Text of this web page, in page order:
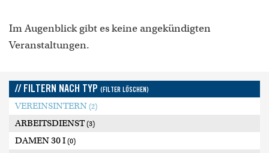
Im Augenblick gibt es keine angekündigten
Veranstaltungen.
// FILTERN NACH TYP (FILTER LÖSCHEN)
VEREINSINTERN (2)
ARBEITSDIENST(3)
DAMEN 30 I (0)